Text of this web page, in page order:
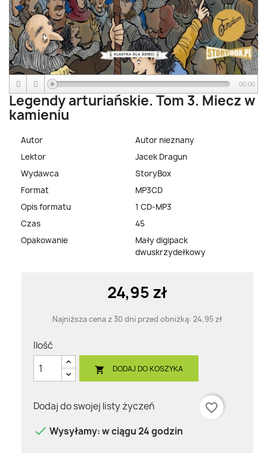
00:00
Legendy arturiańskie. Tom 3. Miecz w
kamieniu
Autor
Autor nieznany
Lektor
Jacek Dragun
Wydawca
StoryBox
Format
MP3CD
Opis formatu
1 CD-MP3
Czas
45
Opakowanie
Mały digipack
dwuskrzydełkowy
24,95 zł
Najniższa cena z 30 dni przed obniżką: 24,95 zł
Ilość
 DODAJ DO KOSZYKA
Dodaj do swojej listy życzeń
favorite_border
 Wysyłamy: w ciągu 24 godzin